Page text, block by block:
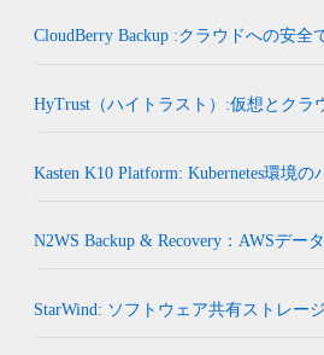
CloudBerry Backup :クラウドへの安全
HyTrust（ハイトラスト）:仮想とクラ
Kasten K10 Platform: Kubernetes環境
N2WS Backup & Recovery：AWSデー
StarWind: ソフトウェア共有ストレージ